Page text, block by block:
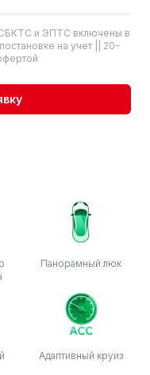
и ЭПТС включены в
на учет || 20-
Панорамный люк
Адаптивный круиз